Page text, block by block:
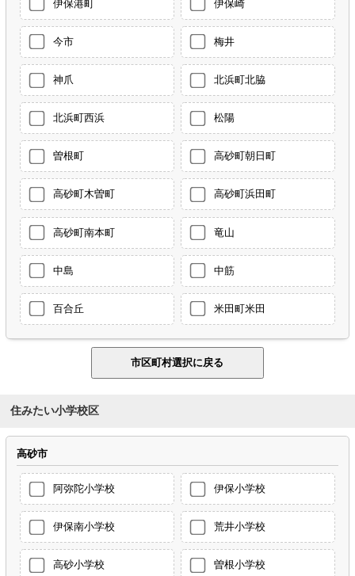
伊保港町 伊保崎
今市 梅井
神爪 北浜町北脇
北浜町西浜 松陽
曽根町 高砂町朝日町
高砂町木曽町 高砂町浜田町
高砂町南本町 竜山
中島 中筋
百合丘 米田町米田
住みたい小学校区
高砂市
阿弥陀小学校 伊保小学校
伊保南小学校 荒井小学校
高砂小学校 曽根小学校